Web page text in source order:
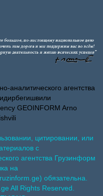
аналитического агентства
GEOINFORM Arno
цитировании, или
с
агентства Грузинформ
на
обязательна.
All Rights Reserved.